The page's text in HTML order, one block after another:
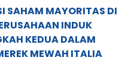
SAHAM MAYORITAS DI
INDUK
KEDUA DALAM
MEWAH ITALIA